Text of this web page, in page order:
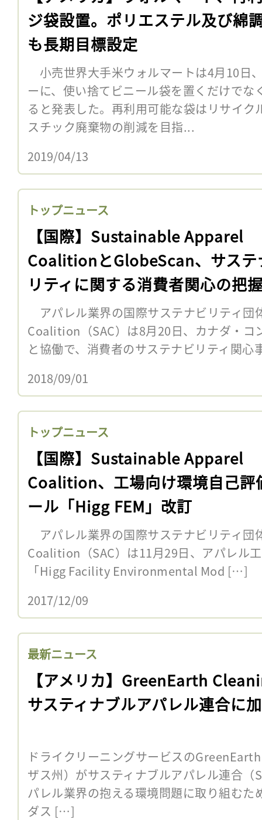
ジ袋設置。ポリエステル及び綿
も長期目標設定
小売世界大手米ウォルマートは4月10日
ーに、使い捨てビニール袋を置くだけで
ると発表した。再利用可能な袋はリサイク
スチック廃棄物の削減を目指...
2019/04/13
トップニュース
【国際】Sustainable Apparel
CoalitionとGlobeScan、サステ
リティに関する消費者関心の把
開始
アパレル業界の国際サステナビリティ
Coalition（SAC）は8月20日、カナダ・コ
と協働で、消費者のサステナビリティ関
2018/09/01
トップニュース
【国際】Sustainable Apparel
Coalition、工場向け環境自己評
ール「Higg FEM」改訂
アパレル業界の国際サステナビリティ
Coalition（SAC）は11月29日、アパレル
「Higg Facility Environmental Mod […]
2017/12/09
最新ニュース
【アメリカ】GreenEarth
サスティナブルアパレル連合に
ドライクリーニングサービスの
ザス州）がサスティナブルアパレル連合（
パレル業界の抱える環境問題に取り組むた
ダス […]